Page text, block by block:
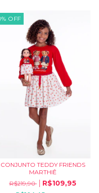
% OFF
CONJUNTO TEDDY FRIENDS
MARTHIÊ
R$219,90
R$109,95